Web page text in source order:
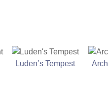
Luden’s Tempest